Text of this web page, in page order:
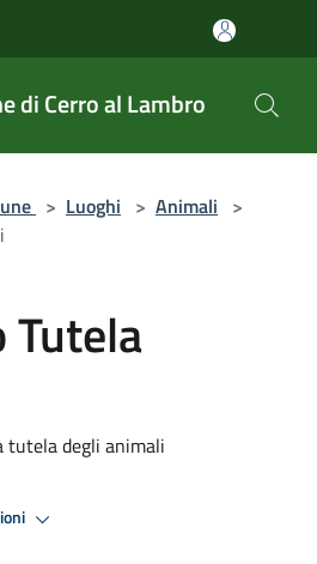
di Cerro al Lambro
> Luoghi > Animali >
Tutela
tutela degli animali